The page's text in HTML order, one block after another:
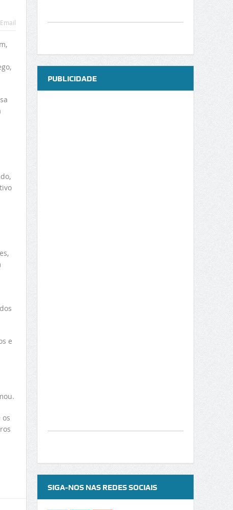
Email
e
PUBLICIDADE
SIGA-NOS NAS REDES SOCIAIS